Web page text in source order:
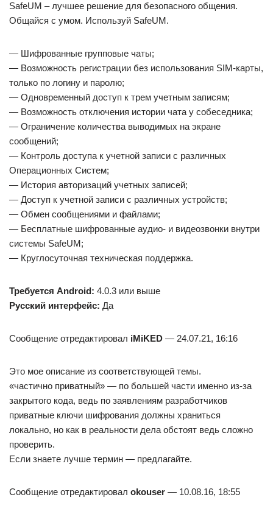
SafeUM – лучшее решение для безопасного общения.
Общайся с умом. Используй SafeUM.
— Шифрованные групповые чаты;
— Возможность регистрации без использования SIM-карты,
только по логину и паролю;
— Одновременный доступ к трем учетным записям;
— Возможность отключения истории чата у собеседника;
— Ограничение количества выводимых на экране
сообщений;
— Контроль доступа к учетной записи с различных
Операционных Систем;
— История авторизаций учетных записей;
— Доступ к учетной записи с различных устройств;
— Обмен сообщениями и файлами;
— Бесплатные шифрованные аудио- и видеозвонки внутри
системы SafeUM;
— Круглосуточная техническая поддержка.
Требуется Android: 4.0.3 или выше
Русский интерфейс: Да
Сообщение отредактировал iMiKED — 24.07.21, 16:16
Это мое описание из соответствующей темы.
«частично приватный» — по большей части именно из-за
закрытого кода, ведь по заявлениям разработчиков
приватные ключи шифрования должны храниться
локально, но как в реальности дела обстоят ведь сложно
проверить.
Если знаете лучше термин — предлагайте.
Сообщение отредактировал okouser — 10.08.16, 18:55